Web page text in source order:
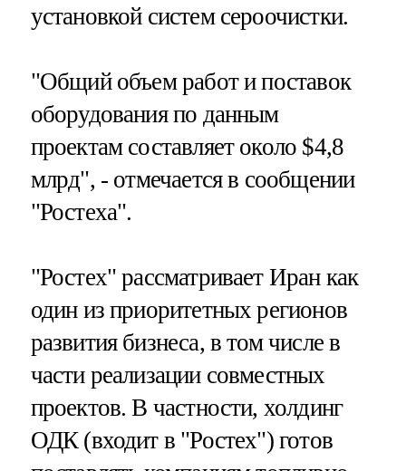
установкой систем сероочистки.
"Общий объем работ и поставок
оборудования по данным
проектам составляет около $4,8
млрд", - отмечается в сообщении
"Ростеха".
"Ростех" рассматривает Иран как
один из приоритетных регионов
развития бизнеса, в том числе в
части реализации совместных
проектов. В частности, холдинг
ОДК (входит в "Ростех") готов